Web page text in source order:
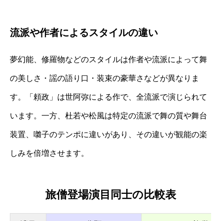
流派や作者によるスタイルの違い
夢幻能、修羅物などのスタイルは作者や流派によって舞
の美しさ・謡の語り口・装束の豪華さなどが異なりま
す。「頼政」は世阿弥による作で、全流派で演じられて
います。一方、杜若や松風は特定の流派で舞の質や舞台
装置、囃子のテンポに違いがあり、その違いが観能の楽
しみを倍増させます。
旅僧登場演目同士の比較表